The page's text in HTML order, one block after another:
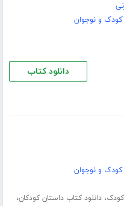
و نوجوان
دانلود کتاب
و نوجوان
،دانلود کتاب داستان کودکان،